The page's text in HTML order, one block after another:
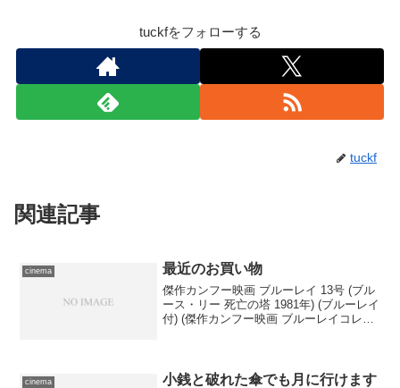
tuckfをフォローする
tuckf
関連記事
cinema 最近のお買い物
傑作カンフー映画 ブルーレイ 13号 (ブル
ース・リー 死亡の塔 1981年) (ブルーレイ
付) (傑作カンフー映画 ブルーレイコレク
cinema
小銭と破れた傘でも月に行けます